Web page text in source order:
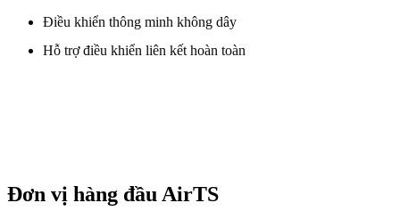
Điều khiển thông minh không dây
Hỗ trợ điều khiển liên kết hoàn toàn
Đơn vị hàng đầu AirTS